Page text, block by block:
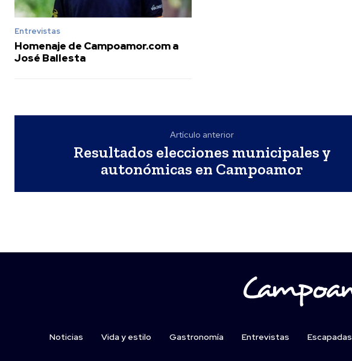
Entrevistas
Homenaje de Campoamor.com a
José Ballesta
Artículo anterior
Resultados elecciones municipales y
autonómicas en Campoamor
Noticias Vida y estilo Gastronomía Entrevistas Escapadas